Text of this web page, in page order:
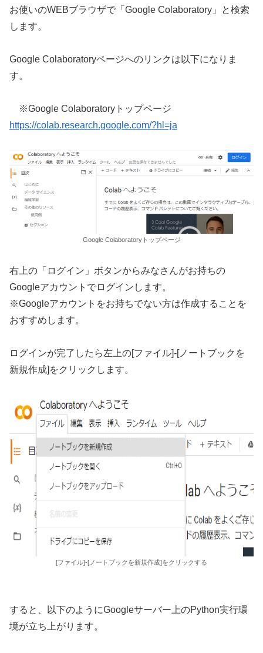
お使いのWEBブラウザで「Google Colaboratory」と検索
します。
Google Colaboratoryページへのリンクは以下になりま
す。
※Google Colaboratoryトップページ
https://colab.research.google.com/?hl=ja
Google Colaboratoryトップページ
右上の「ログイン」ボタンからみなさんがお持ちの
Googleアカウントでログインします。
※Googleアカウントをお持ちでない方は作成することを
おすすめします。
ログインが完了したら左上の[ファイル]-[ノートブックを
新規作成]をクリックします。
[ファイル]-[ノートブックを新規作成]をクリックする
すると、以下のようにGoogleサーバー上のPython実行環
境が立ち上がります。